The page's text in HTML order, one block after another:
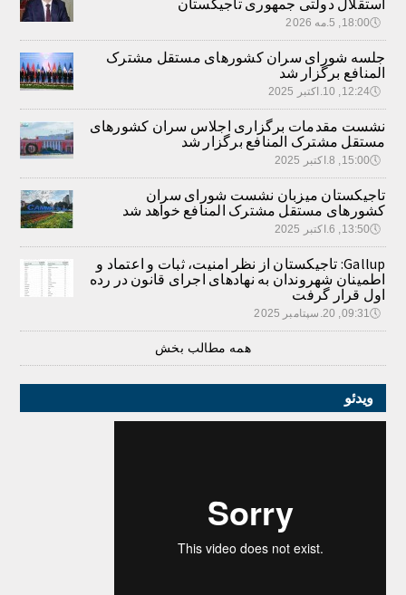
استقلال دولتی جمهوری تاجیکستان
🕔18:00, 5.مه 2026
جلسه شورای سران کشورهای مستقل مشترک
المنافع برگزار شد
🕔12:24, 10.اکتبر 2025
نشست مقدمات برگزاری اجلاس سران کشورهای
مستقل مشترک المنافع برگزار شد
🕔15:00, 8.اکتبر 2025
تاجیکستان میزبان نشست شورای سران
کشورهای مستقل مشترک المنافع خواهد شد
🕔13:50, 6.اکتبر 2025
Gallup: تاجیکستان از نظر امنیت، ثبات و اعتماد و
اطمینان شهروندان به نهادهای اجرای قانون در رده
اول قرار گرفت
🕔09:31, 20.سپتامبر 2025
همه مطالب بخش
ویدئو